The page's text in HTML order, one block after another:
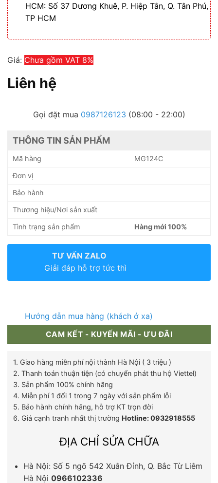
HCM: Số 37 Dương Khuê, P. Hiệp Tân, Q. Tân Phú,
TP HCM
Giá: Chưa gồm VAT 8%
Liên hệ
Gọi đặt mua 0987126123 (08:00 - 22:00)
THÔNG TIN SẢN PHẨM
Mã hàng MG124C
Đơn vị
Bảo hành
Thương hiệu/Nơi sản xuất
Tình trạng sản phẩm Hàng mới 100%
TƯ VẤN ZALO
Giải đáp hỗ trợ tức thì
Hướng dẫn mua hàng (khách ở xa)
CAM KẾT - KUYẾN MÃI - ƯU ĐÃI
1. Giao hàng miễn phí nội thành Hà Nội ( 3 triệu )
2. Thanh toán thuận tiện (có chuyển phát thu hộ Viettel)
3. Sản phẩm 100% chính hãng
4. Miễn phí 1 đổi 1 trong 7 ngày với sản phẩm lỗi
5. Bảo hành chính hãng, hỗ trợ KT trọn đời
6. Giá cạnh tranh nhất thị trường Hotline: 0932918555
ĐỊA CHỈ SỬA CHỮA
Hà Nội: Số 5 ngõ 542 Xuân Đỉnh, Q. Bắc Từ Liêm
Hà Nội 0966102336